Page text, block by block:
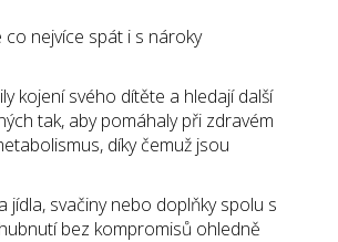
nejvíce spát i s nároky
kojení svého dítěte a hledají další
tak, aby pomáhaly při zdravém
díky čemuž jsou
svačiny nebo doplňky spolu s
bez kompromisů ohledně